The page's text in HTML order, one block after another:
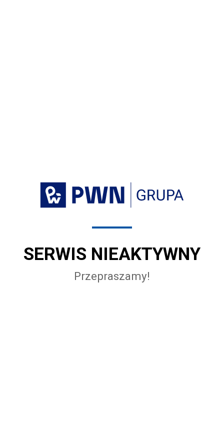
SERWIS NIEAKTYWNY
Przepraszamy!